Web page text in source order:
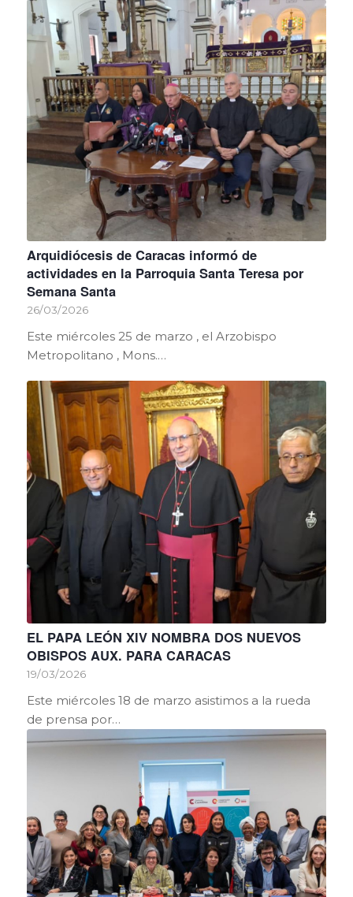
Arquidiócesis de Caracas informó de
actividades en la Parroquia Santa Teresa por
Semana Santa
26/03/2026
Este miércoles 25 de marzo , el Arzobispo
Metropolitano , Mons.…
EL PAPA LEÓN XIV NOMBRA DOS NUEVOS
OBISPOS AUX. PARA CARACAS
19/03/2026
Este miércoles 18 de marzo asistimos a la rueda
de prensa por…